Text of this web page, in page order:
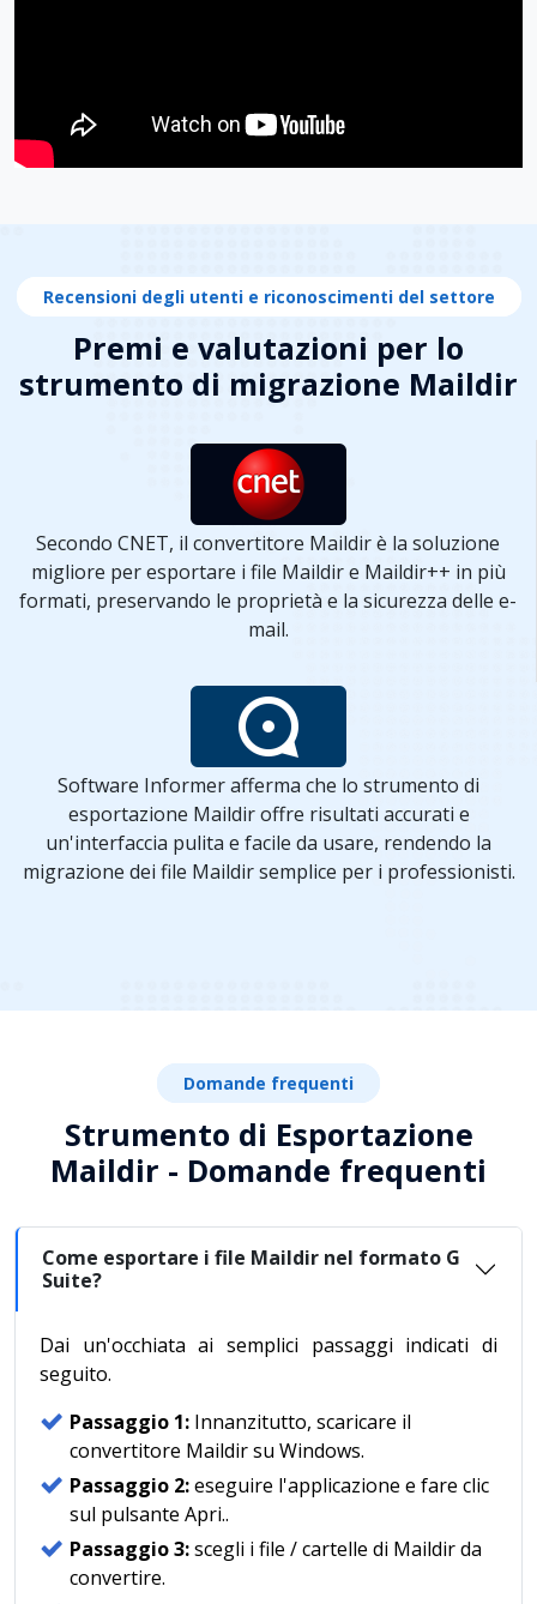
Recensioni degli utenti e riconoscimenti del settore
Premi e valutazioni per lo
strumento di migrazione Maildir
Secondo CNET, il convertitore Maildir è la soluzione
migliore per esportare i file Maildir e Maildir++ in più
formati, preservando le proprietà e la sicurezza delle e-
mail.
Software Informer afferma che lo strumento di
esportazione Maildir offre risultati accurati e
un'interfaccia pulita e facile da usare, rendendo la
migrazione dei file Maildir semplice per i professionisti.
Domande frequenti
Strumento di Esportazione
Maildir - Domande frequenti
Come esportare i file Maildir nel formato G
Suite?
Dai un'occhiata ai semplici passaggi indicati di
seguito.
Passaggio 1: Innanzitutto, scaricare il
convertitore Maildir su Windows.
Passaggio 2:eseguire l'applicazione e fare clic
sul pulsante Apri..
Passaggio 3:scegli i file / cartelle di Maildir da
convertire.